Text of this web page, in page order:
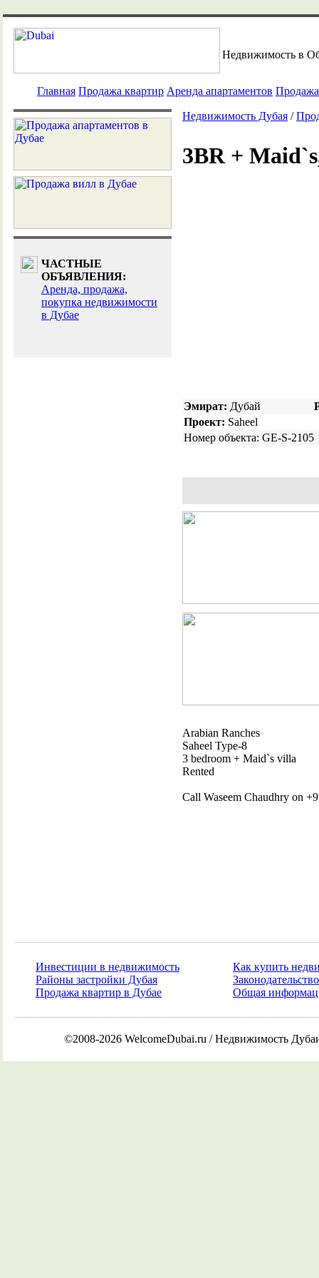
Недвижимость в
Главная Продажа квартир Аренда апартаментов
ЧАСТНЫЕ
ОБЪЯВЛЕНИЯ:
Аренда, продажа,
покупка недвижимости
в Дубае
Недвижимость Дубая /
3BR +
Эмират: Дубай
Проект: Saheel
Номер объекта: GE-S-2105
Arabian Ranches
Saheel Type-8
3 bedroom + Maid`s villa
Rented
Call Waseem Chaudhry on
Инвестиции в недвижимость
Районы застройки Дубая
Продажа квартир в Дубае
Как купить
Общая
©2008-2026 WelcomeDubai.ru / Недвижимость